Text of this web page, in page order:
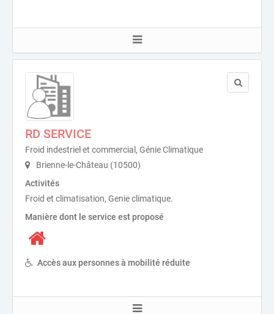
RD SERVICE
Froid indestriel et commercial, Génie Climatique
Brienne-le-Château (10500)
Activités
Froid et climatisation, Genie climatique.
Manière dont le service est proposé
Accès aux personnes à mobilité réduite